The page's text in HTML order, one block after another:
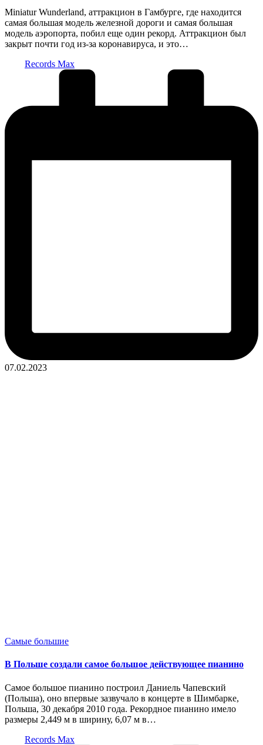
Miniatur Wunderland, аттракцион в Гамбурге, где находится
самая большая модель железной дороги и самая большая
модель аэропорта, побил еще один рекорд. Аттракцион был
закрыт почти год из-за коронавируса, и это…
Records Max
07.02.2023
Опубликовано
Самые большие
В Польше создали самое большое действующее пианино
Самое большое пианино построил Даниель Чапевский
(Польша), оно впервые зазвучало в концерте в Шимбарке,
Польша, 30 декабря 2010 года. Рекордное пианино имело
размеры 2,449 м в ширину, 6,07 м в…
Records Max